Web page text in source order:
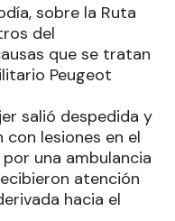
sobre la Ruta
del
que se tratan
Peugeot
salió despedida y
lesiones en el
una ambulancia
atención
hacia el